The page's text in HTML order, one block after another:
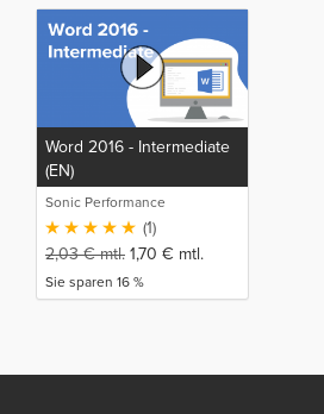
Word 2016 - Intermediate
(EN)
Sonic Performance
(1)
2,03€mtl. 1,70 € mtl.
Sie sparen 16 %